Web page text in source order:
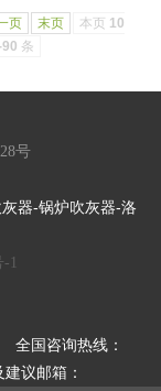
页 末页 本页 10
条
号
器-锅炉吹灰器-洛
1
全国咨询热线：
议邮箱：